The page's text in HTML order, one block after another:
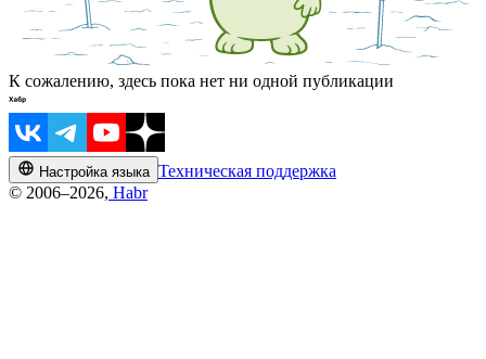
К сожалению, здесь пока нет ни одной публикации
Настройка языка Техническая поддержка
© 2006–2026, Habr